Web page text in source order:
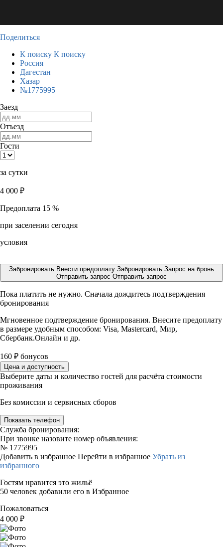
Поделиться
К поиску К поиску
Россия
Дагестан
Хазар
№1775995
Заезд
Отъезд
Гости
за сутки
4 000 ₽
Предоплата 15 %
при заселении сегодня
условия
Забронировать Внести предоплату Забронировать Запрос на бронь
Отправить запрос Отправить запрос
Пока платить не нужно. Сначала дождитесь подтверждения
бронирования
Мгновенное подтверждение бронирования. Внесите предоплату
в размере удобным способом: Visa, Mastercard, Мир,
Сбербанк.Онлайн и др.
160 ₽ бонусов
Цена и доступность
Выберите даты и количество гостей для расчёта стоимости
проживания
Без комиссии и сервисных сборов
Показать телефон
Служба бронирования:
При звонке назовите номер объявления:
№ 1775995
Добавить в избранное Перейти в избранное Убрать из
избранного
Гостям нравится это жильё
50 человек добавили его в Избранное
Пожаловаться
4 000 ₽